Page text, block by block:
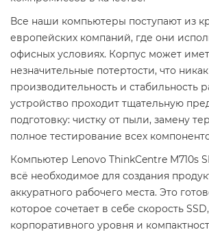
Все наши компьютеры поступают из
европейских компаний, где они
офисных условиях. Корпус может
незначительные потертости, что
производительность и стабильность
устройство проходит тщательную
подготовку: чистку от пыли, замену
полное тестирование всех
Компьютер Lenovo ThinkCentre M710s
всё необходимое для создания
аккуратного рабочего места. Это
которое сочетает в себе скорость
корпоративного уровня и